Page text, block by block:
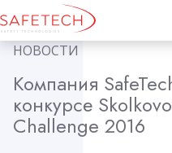
НОВОСТИ
Компания
конкурсе
Challenge 2016